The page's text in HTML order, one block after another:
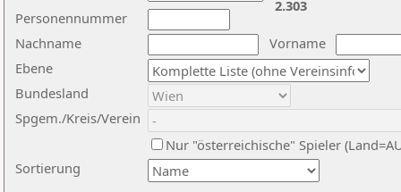
Nachname
Vorname
Ebene
Sortierung
Personennummer
Bundesland
Spgem./Kreis/Verein
Nur "österreichische" Spieler
2.303